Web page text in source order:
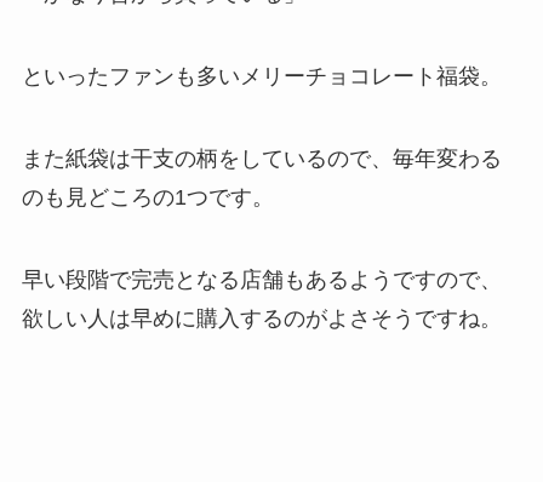
といったファンも多いメリーチョコレート福袋。
また紙袋は干支の柄をしているので、毎年変わる
のも見どころの1つです。
早い段階で完売となる店舗もあるようですので、
欲しい人は早めに購入するのがよさそうですね。